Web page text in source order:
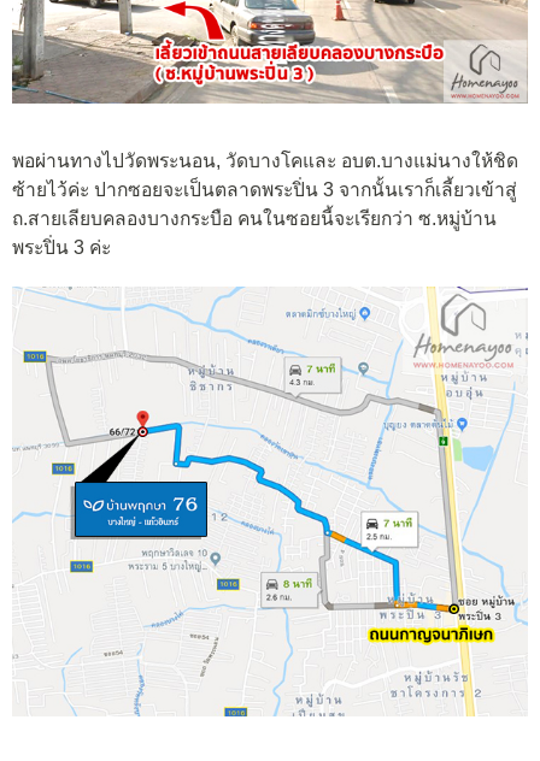
พอผ่านทางไปวัดพระนอน, วัดบางโคและ อบต.บางแม่นางให้ชิด
ซ้ายไว้ค่ะ ปากซอยจะเป็นตลาดพระปิ่น 3 จากนั้นเราก็เลี้ยวเข้าสู่
ถ.สายเลียบคลองบางกระบือ คนในซอยนี้จะเรียกว่า ซ.หมู่บ้าน
พระปิ่น 3 ค่ะ